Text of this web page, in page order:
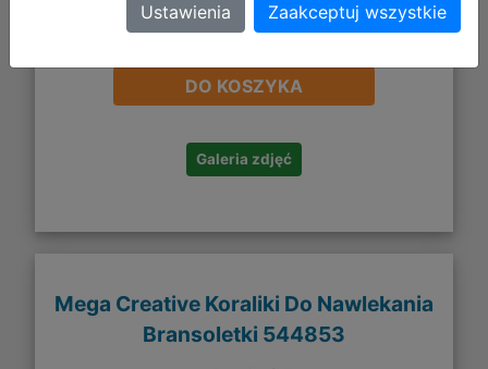
21,68 zł
DO KOSZYKA
Galeria zdjęć
Mega Creative Koraliki Do Nawlekania
Bransoletki 544853
Ustawienia Zaakceptuj wszystkie